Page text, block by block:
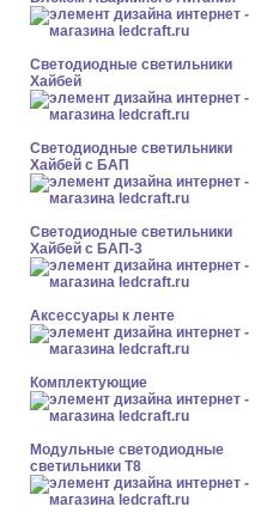
Светодиодные светильники
Хайбей
Светодиодные светильники
Хайбей с БАП
Светодиодные светильники
Хайбей с БАП-3
Аксессуары к ленте
Комплектующие
Модульные светодиодные
светильники Т8